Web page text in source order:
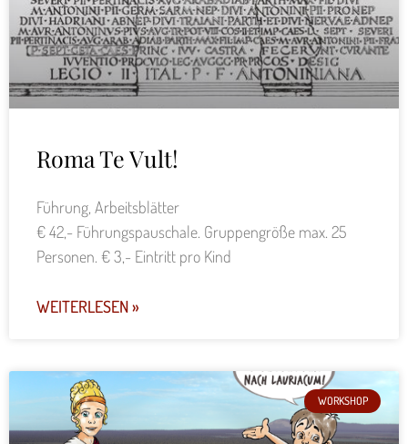
Roma Te Vult!
Führung, Arbeitsblätter
€ 42,- Führungspauschale. Gruppengröße max. 25
Personen. € 3,- Eintritt pro Kind
WEITERLESEN »
WORKSHOP